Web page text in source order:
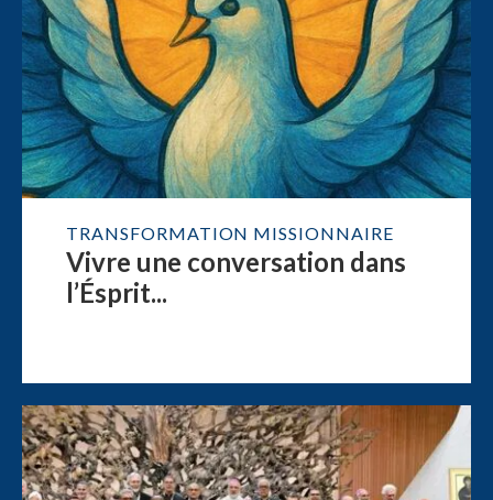
TRANSFORMATION MISSIONNAIRE
Vivre une conversation dans
l’Ésprit...